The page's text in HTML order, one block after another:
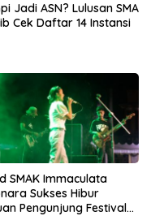
Jadi ASN? Lulusan SMA
Cek Daftar 14 Instansi
SMAK Immaculata
Sukses Hibur
Pengunjung Festival